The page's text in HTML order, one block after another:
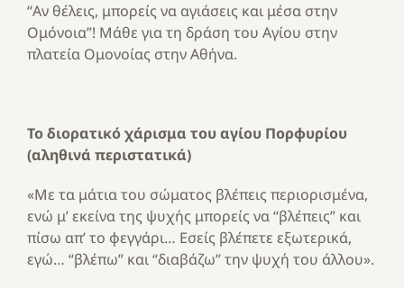
“Αν θέλεις, μπορείς να αγιάσεις και μέσα στην
Ομόνοια”! Μάθε για τη δράση του Αγίου στην
πλατεία Ομονοίας στην Αθήνα.
Το διορατικό χάρισμα του αγίου Πορφυρίου
(αληθινά περιστατικά)
«Με τα μάτια του σώματος βλέπεις περιορισμένα,
ενώ μ’ εκείνα της ψυχής μπορείς να “βλέπεις” και
πίσω απ’ το φεγγάρι… Εσείς βλέπετε εξωτερικά,
εγώ… “βλέπω” και “διαβάζω” την ψυχή του άλλου».